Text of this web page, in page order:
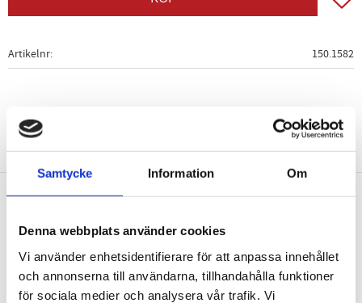
Samtycke Information Om
Denna webbplats använder cookies
Vi använder enhetsidentifierare för att anpassa innehållet
och annonserna till användarna, tillhandahålla funktioner
för sociala medier och analysera vår trafik. Vi
Artikelnr 150.1582
Nyhetsbrev